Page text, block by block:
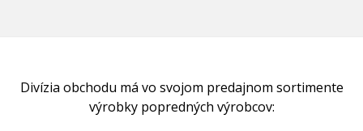
Divízia obchodu má vo svojom predajnom sortimente
výrobky popredných výrobcov: